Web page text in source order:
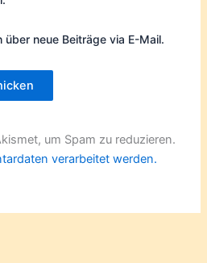
über neue Beiträge via E-Mail.
um Spam zu reduzieren.
verarbeitet werden.